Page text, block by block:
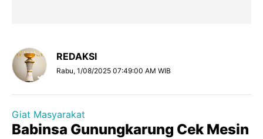
REDAKSI
Rabu, 1/08/2025 07:49:00 AM WIB
Giat Masyarakat
Babinsa Gunungkarung Cek Mesin